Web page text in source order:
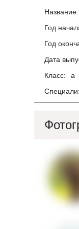
Название:
Год
Год
Дата
Класс:
а